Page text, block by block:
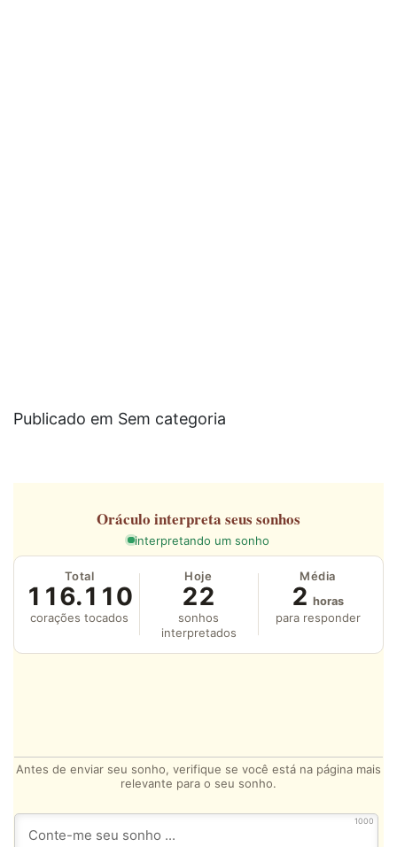
Publicado em Sem categoria
Oráculo interpreta seus sonhos
interpretando um sonho
Total
116.110
corações tocados
Hoje
22
sonhos
interpretados
Média
2 horas
para responder
Antes de enviar seu sonho, verifique se você está na página mais
relevante para o seu sonho.
1000